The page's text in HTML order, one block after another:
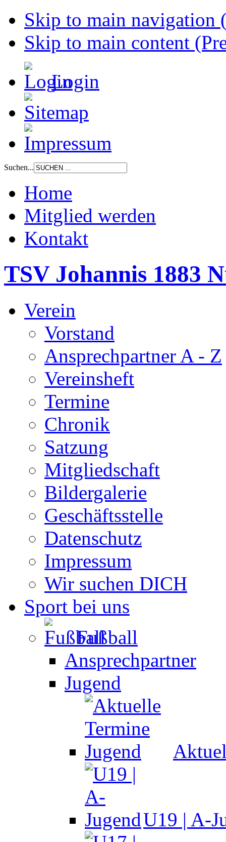
Skip to main navigation
Skip to main content
Login
Suchen...
Home
Mitglied werden
Kontakt
TSV Johannis 1883
Verein
Vorstand
Ansprechpartner A - Z
Vereinsheft
Termine
Chronik
Satzung
Mitgliedschaft
Bildergalerie
Geschäftsstelle
Datenschutz
Impressum
Wir suchen DICH
Sport bei uns
Fußball
Ansprechpartner
Jugend
U19 | A-